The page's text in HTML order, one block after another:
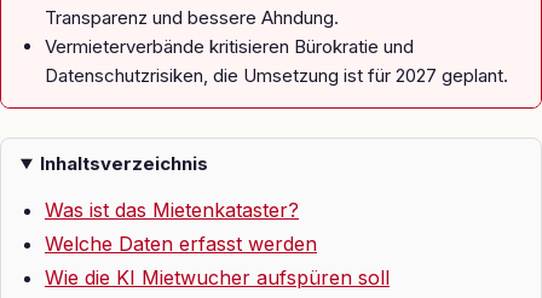
Transparenz und bessere Ahndung.
Vermieterverbände kritisieren Bürokratie und
Datenschutzrisiken, die Umsetzung ist für 2027 geplant.
Inhaltsverzeichnis
Was ist das Mietenkataster?
Welche Daten erfasst werden
Wie die KI Mietwucher aufspüren soll